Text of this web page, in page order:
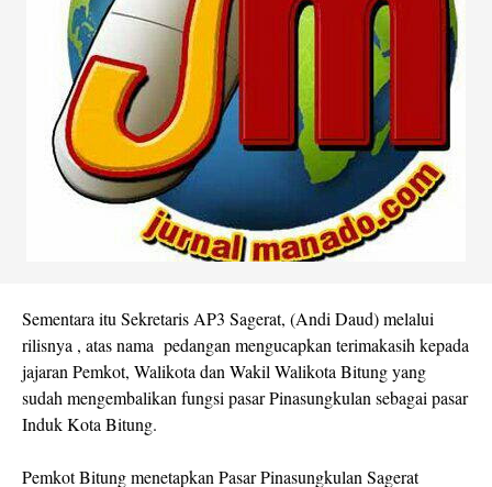
Sementara itu Sekretaris AP3 Sagerat, (Andi Daud) melalui
rilisnya , atas nama pedangan mengucapkan terimakasih kepada
jajaran Pemkot, Walikota dan Wakil Walikota Bitung yang
sudah mengembalikan fungsi pasar Pinasungkulan sebagai pasar
Induk Kota Bitung.
Pemkot Bitung menetapkan Pasar Pinasungkulan Sagerat